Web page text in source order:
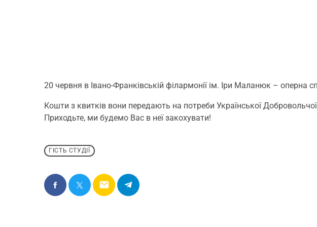
20 червня в Івано-Франківській філармонії ім. Іри Маланюк – оперна
Кошти з квитків вони передають на потреби Української
Приходьте, ми будемо Вас в неї закохувати!
ГІСТЬ СТУДІЇ
email